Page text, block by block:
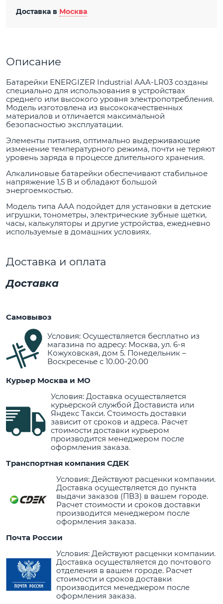
Доставка в Москва
Описание
Батарейки ENERGIZER Industrial AAA-LR03 созданы
специально для использования в устройствах
среднего или высокого уровня электропотребления.
Модель изготовлена из высококачественных
материалов и отличается максимальной
безопасностью эксплуатации.
Элементы питания, оптимально выдерживающие
изменение температурного режима, почти не теряют
уровень заряда в процессе длительного хранения.
Алкалиновые батарейки обеспечивают стабильное
напряжение 1,5 В и обладают большой
энергоемкостью.
Модель типа ААА подойдет для установки в детские
игрушки, тонометры, электрические зубные щетки,
часы, калькуляторы и другие устройства, ежедневно
используемые в домашних условиях.
Доставка и оплата
Доставка
Самовывоз
Условия: Осуществляется бесплатно из
магазина по адресу: Москва, ул. 6-я
Кожуховская, дом 5. Понедельник –
Воскресенье с 10.00-20.00
Курьер Москва и МО
Условия: Доставка осуществляется
курьерской службой Достависта или
Яндекс Такси. Стоимость доставки
зависит от сроков и адреса. Расчет
стоимости доставки курьером
производится менеджером после
оформления заказа.
Транспортная компания СДЕК
Условия: Действуют расценки компании.
Доставка осуществляется до пункта
выдачи заказов (ПВЗ) в вашем городе.
Расчет стоимости и сроков доставки
производится менеджером после
оформления заказа.
Почта России
Условия: Действуют расценки компании.
Доставка осуществляется до почтового
отделения в вашем городе. Расчет
стоимости и сроков доставки
производится менеджером после
оформления заказа.